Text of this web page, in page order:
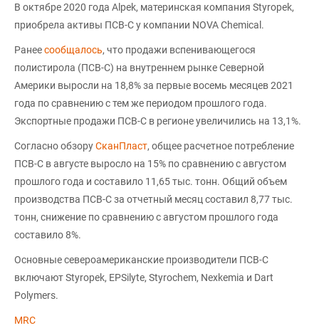
В октябре 2020 года Alpek, материнская компания Styropek,
приобрела активы ПСВ-С у компании NOVA Chemical.
Ранеесообщалось, что продажи вспенивающегося
полистирола (ПСВ-С) на внутреннем рынке Северной
Америки выросли на 18,8% за первые восемь месяцев 2021
года по сравнению с тем же периодом прошлого года.
Экспортные продажи ПСВ-С в регионе увеличились на 13,1%.
Согласно обзоруСканПласт, общее расчетное потребление
ПСВ-С в августе выросло на 15% по сравнению с августом
прошлого года и составило 11,65 тыс. тонн. Общий объем
производства ПСВ-С за отчетный месяц составил 8,77 тыс.
тонн, снижение по сравнению с августом прошлого года
составило 8%.
Основные североамериканские производители ПСВ-С
включают Styropek, EPSilyte, Styrochem, Nexkemia и Dart
Polymers.
MRC